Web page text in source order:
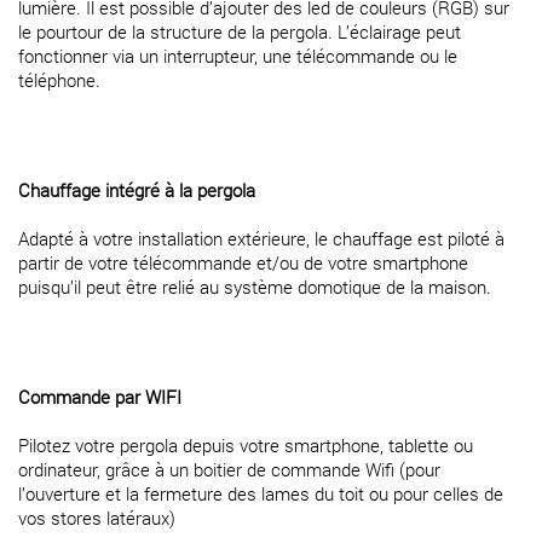
lumière. Il est possible d’ajouter des led de couleurs (RGB) sur
le pourtour de la structure de la pergola. L’éclairage peut
fonctionner via un interrupteur, une télécommande ou le
téléphone.
Chauffage intégré à la pergola
Adapté à votre installation extérieure, le chauffage est piloté à
partir de votre télécommande et/ou de votre smartphone
puisqu’il peut être relié au système domotique de la maison.
Commande par WIFI
Pilotez votre pergola depuis votre smartphone, tablette ou
ordinateur, grâce à un boitier de commande Wifi (pour
l’ouverture et la fermeture des lames du toit ou pour celles de
vos stores latéraux)